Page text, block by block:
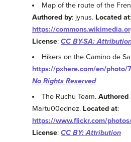
Map of the route of the
Authored by: jynus. Located at:
https://
License: CC BY-SA:
Hikers on the Camino de
https://pxhere.com/en/photo/
No Rights Reserved
The Ruchu Team.Authored
Martu00ednez. Located at:
https://www.flickr.com/
License: CC BY: Attribution